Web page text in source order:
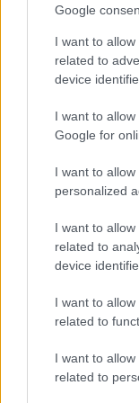
Google
I want to
related to
device
I want to
Google for
I want to
personalized
I want to
related to
device
I want to
related to
I want to
related to
Η ηθοποιός
τον Akyla
και μάλιστα
για εκείνον.
ξεχωριστή
της κούρασης
ο ρόλος που
Χοροζίδου».
απαντήσει
συζήτηση με